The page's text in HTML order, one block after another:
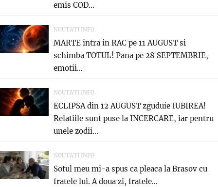
emis COD...
NOUTATI.INFO
MARTE intra in RAC pe 11 AUGUST si
schimba TOTUL! Pana pe 28 SEPTEMBRIE,
emotii...
NOUTATI.INFO
ECLIPSA din 12 AUGUST zguduie IUBIREA!
Relatiile sunt puse la INCERCARE, iar pentru
unele zodii...
NOUTATI.INFO
Sotul meu mi-a spus ca pleaca la Brasov cu
fratele lui. A doua zi, fratele...